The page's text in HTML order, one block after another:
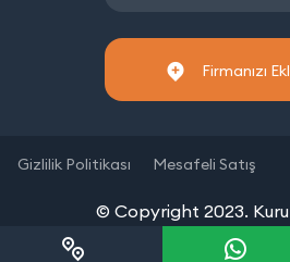
Firmanızı
© Copyright 2023.
Gizlilik Politikası Mesafeli Satış